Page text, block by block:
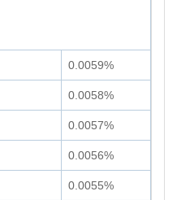
0.0059%
0.0058%
0.0057%
0.0056%
0.0055%